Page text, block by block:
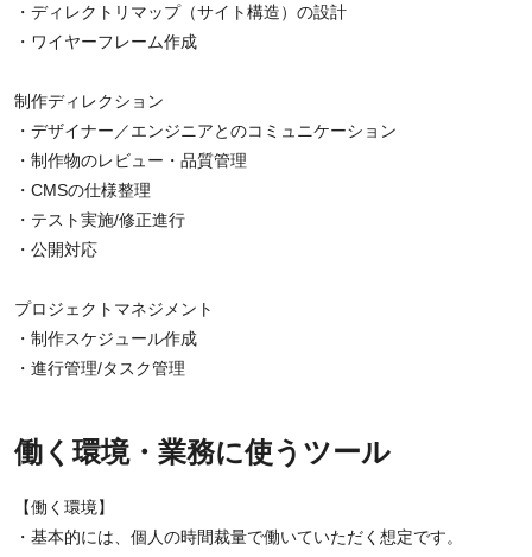
・ディレクトリマップ（サイト構造）の設計
・ワイヤーフレーム作成
制作ディレクション
・デザイナー／エンジニアとのコミュニケーション
・制作物のレビュー・品質管理
・CMSの仕様整理
・テスト実施/修正進行
・公開対応
プロジェクトマネジメント
・制作スケジュール作成
・進行管理/タスク管理
働く環境・業務に使うツール
【働く環境】
・基本的には、個人の時間裁量で働いていただく想定です。